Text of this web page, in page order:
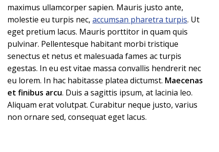
maximus ullamcorper sapien. Mauris justo ante,
molestie eu turpis nec, accumsan pharetra turpis. Ut
eget pretium lacus. Mauris porttitor in quam quis
pulvinar. Pellentesque habitant morbi tristique
senectus et netus et malesuada fames ac turpis
egestas. In eu est vitae massa convallis hendrerit nec
eu lorem. In hac habitasse platea dictumst. Maecenas
et finibus arcu. Duis a sagittis ipsum, at lacinia leo.
Aliquam erat volutpat. Curabitur neque justo, varius
non ornare sed, consequat eget lacus.